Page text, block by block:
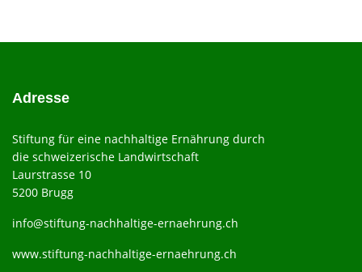
Adresse
Stiftung für eine nachhaltige Ernährung durch
die schweizerische Landwirtschaft
Laurstrasse 10
5200 Brugg
info@stiftung-nachhaltige-ernaehrung.ch
www.stiftung-nachhaltige-ernaehrung.ch